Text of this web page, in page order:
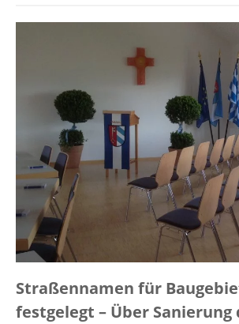
Straßennamen für
festgelegt – Über Sanierung